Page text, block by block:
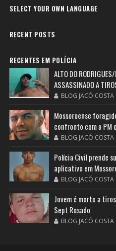
SELECT YOUR OWN LANGUAGE
RECENT POSTS
RECENTES EM POLÍCIA
ALTO DO
ASSASSINADO A
BLOG JACÓ COSTA
Mossoroense
confronto com a PM
BLOG JACÓ COSTA
Polícia Civil prende
aplicativo em
BLOG JACÓ COSTA
Jovem é morto a
Sept Rosado
BLOG JACÓ COSTA